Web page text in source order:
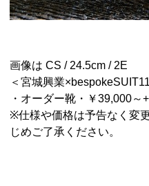
画像は CS / 24.5cm / 2E
＜宮城興業
・オーダー靴・￥39,000～
※仕様や価格は予告なく変
じめご了承ください。